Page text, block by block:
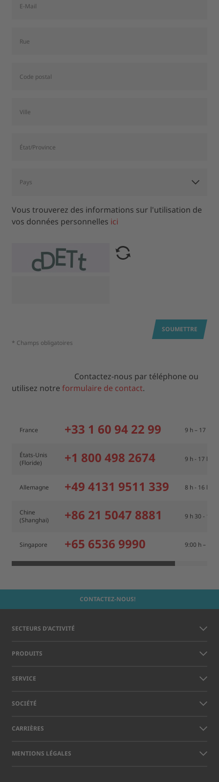
Vous trouverez des informations sur l'utilisation de
vos données personnelles ici
SOUMETTRE
* Champs obligatoires
Contactez-nous par téléphone ou
utilisez notre formulaire de contact.
France +33 1 60 94 22 99 9 h – 17 h
États-Unis
(Floride)
+1 800 498 2674 9 h - 17 h
Allemagne +49 4131 9511 339 8 h - 16 h
Chine
(Shanghai)
+86 21 5047 8881 9 h 30 - 17
Singapore +65 6536 9990 9:00 h – 18
CONTACTEZ-NOUS!
SECTEURS D’ACTIVITÉ
PRODUITS
SERVICE
SOCIÉTÉ
CARRIÈRES
MENTIONS LÉGALES